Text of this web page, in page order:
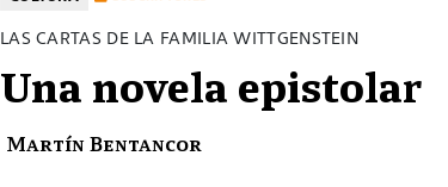
LAS CARTAS DE LA FAMILIA WITTGENSTEIN
Una novela epistolar
Martín Bentancor